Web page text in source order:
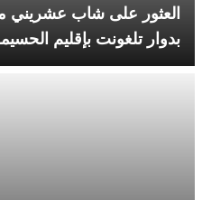
العثور على شاب
بدوار تلغونت بإقليم